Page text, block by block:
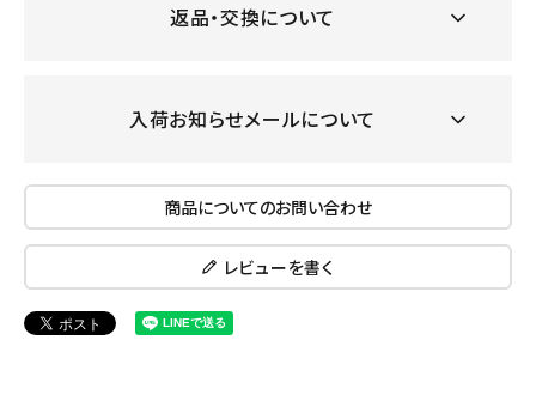
返品・交換について
入荷お知らせメールについて
商品についてのお問い合わせ
レビューを書く